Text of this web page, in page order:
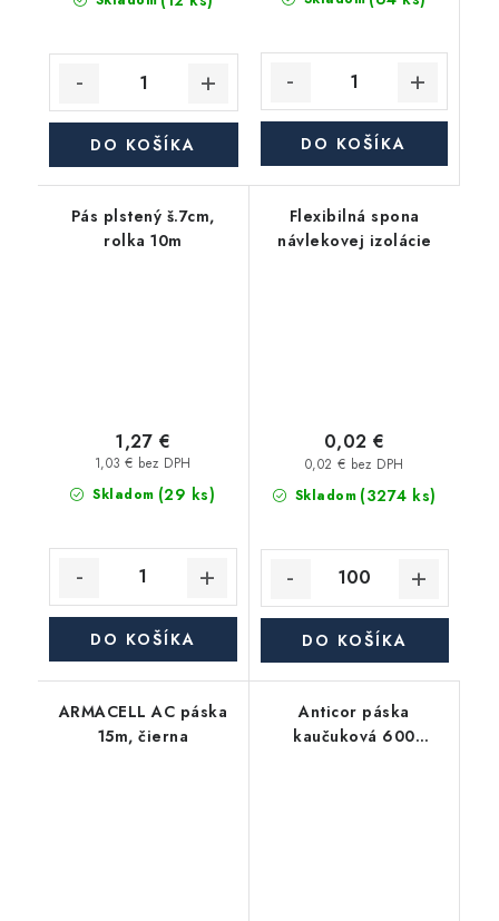
DO KOŠÍKA DO KOŠÍKA
Pás plstený š.7cm,
rolka 10m
Skladom (29 ks)
1,03 € bez DPH
1,27 €
DO KOŠÍKA
Flexibilná spona
návlekovej izolácie
Skladom (3274 ks)
0,02 € bez DPH
0,02 €
DO KOŠÍKA
ARMACELL AC páska
15m, čierna
Anticor páska
kaučuková 600